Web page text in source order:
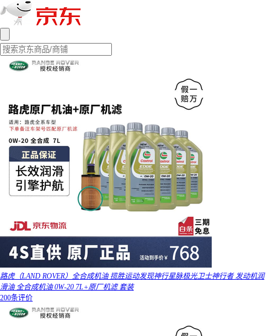
路虎（LAND ROVER）全合成机油 揽胜运动发现神行星脉极光卫士神行者 发动机润
滑油 全合成机油 0W-20 7L+原厂机滤 套装
200条评价